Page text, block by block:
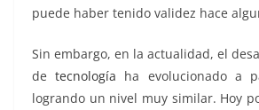
puede haber tenido validez hace
Sin embargo, en la actualidad, el
de tecnología ha evolucionado a
logrando un nivel muy similar. Hoy